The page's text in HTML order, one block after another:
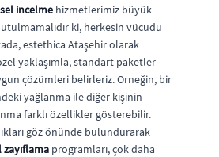
incelme hizmetlerimiz büyük
ki, herkesin vücudu
estethica Ataşehir olarak
yaklaşımla, standart paketler
çözümleri belirleriz. Örneğin, bir
yağlanma ile diğer kişinin
farklı özellikler gösterebilir.
göz önünde bulundurarak
programları, çok daha